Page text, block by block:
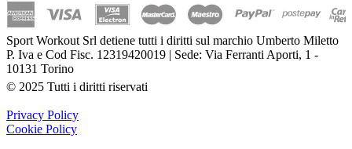
Sport Workout Srl detiene tutti i diritti sul marchio Umberto Miletto
P. Iva e Cod Fisc. 12319420019 | Sede: Via Ferranti Aporti, 1 -
10131 Torino
© 2025 Tutti i diritti riservati
Privacy Policy
Cookie Policy